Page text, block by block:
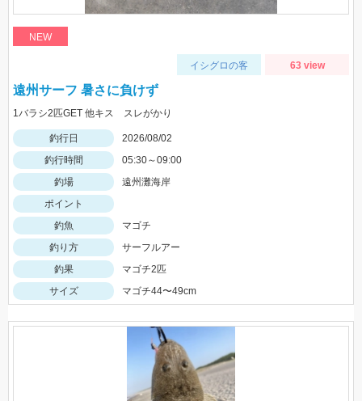
NEW
イシグロの客 63 view
遠州サーフ 暑さに負けず
1バラシ2匹GET 他キス スレがかり
釣行日
2026/08/02
釣行時間
05:30～09:00
釣場
遠州灘海岸
ポイント
釣魚
マゴチ
釣り方
サーフルアー
釣果
マゴチ2匹
サイズ
マゴチ44〜49cm